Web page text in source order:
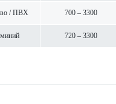
/ ПВХ 700 – 3300
720 – 3300